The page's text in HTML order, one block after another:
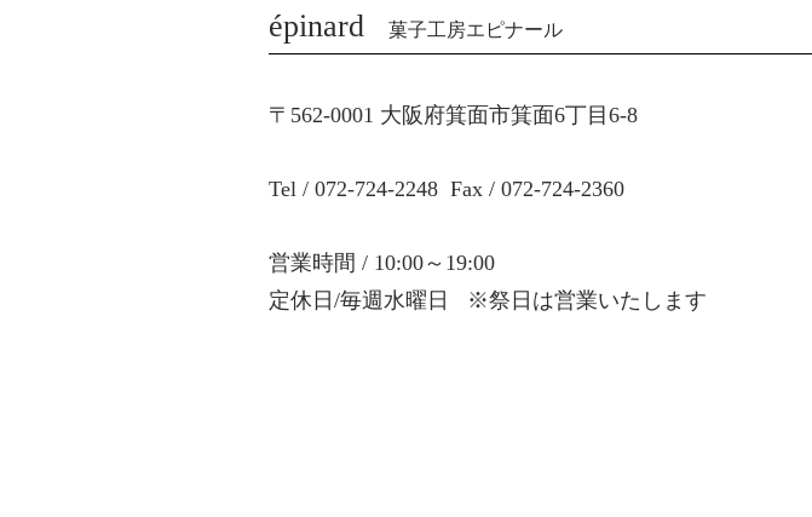
épinard 菓子工房エピナール
〒562-0001 大阪府箕面市箕面6丁目6-8
Tel / 072-724-2248 Fax / 072-724-2360
営業時間 / 10:00～19:00
定休日/毎週水曜日 ※祭日は営業いたします